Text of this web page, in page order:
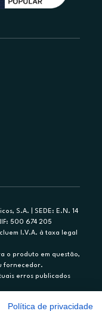
S.A. | SEDE: E.N. 14
500 674 205
I.V.A. à taxa legal
o produto em questão,
fornecedor.
erros publicados
Política de privacidade